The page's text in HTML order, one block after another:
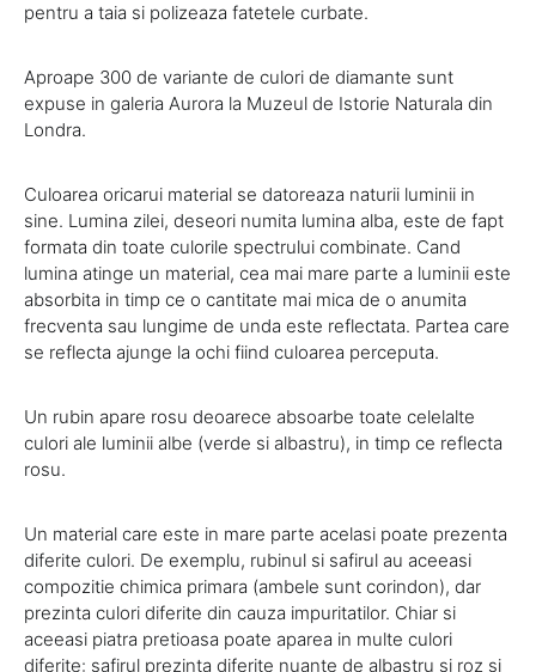
pentru a taia si polizeaza fatetele curbate.
Aproape 300 de variante de culori de diamante sunt
expuse in galeria Aurora la Muzeul de Istorie Naturala din
Londra.
Culoarea oricarui material se datoreaza naturii luminii in
sine. Lumina zilei, deseori numita lumina alba, este de fapt
formata din toate culorile spectrului combinate. Cand
lumina atinge un material, cea mai mare parte a luminii este
absorbita in timp ce o cantitate mai mica de o anumita
frecventa sau lungime de unda este reflectata. Partea care
se reflecta ajunge la ochi fiind culoarea perceputa.
Un rubin apare rosu deoarece absoarbe toate celelalte
culori ale luminii albe (verde si albastru), in timp ce reflecta
rosu.
Un material care este in mare parte acelasi poate prezenta
diferite culori. De exemplu, rubinul si safirul au aceeasi
compozitie chimica primara (ambele sunt corindon), dar
prezinta culori diferite din cauza impuritatilor. Chiar si
aceeasi piatra pretioasa poate aparea in multe culori
diferite: safirul prezinta diferite nuante de albastru si roz si